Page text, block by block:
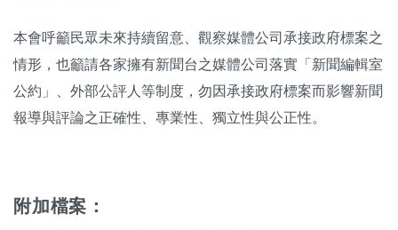
本會呼籲民眾未來持續留意、觀察媒體公司承接政府標案之
情形，也籲請各家擁有新聞台之媒體公司落實「新聞編輯室
公約」、外部公評人等制度，勿因承接政府標案而影響新聞
報導與評論之正確性、專業性、獨立性與公正性。
附加檔案：